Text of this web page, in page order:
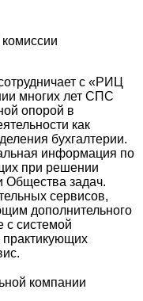
с «РИЦ
многих лет СПС
опорой в
как
бухгалтерии.
информация по
при решении
Общества задач.
сервисов,
дополнительного
с системой
практикующих
компании